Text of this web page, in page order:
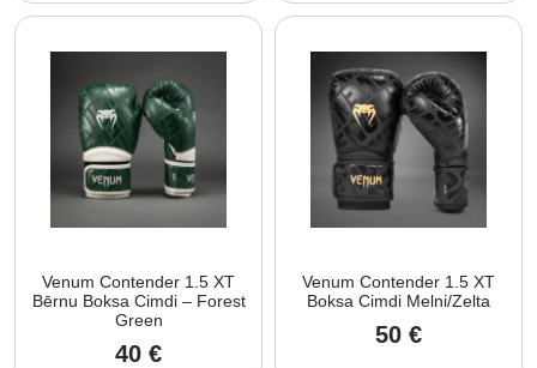
Venum Contender 1.5 XT
Bērnu Boksa Cimdi – Forest
Green
40 €
Venum Contender 1.5 XT
Boksa Cimdi Melni/Zelta
50 €